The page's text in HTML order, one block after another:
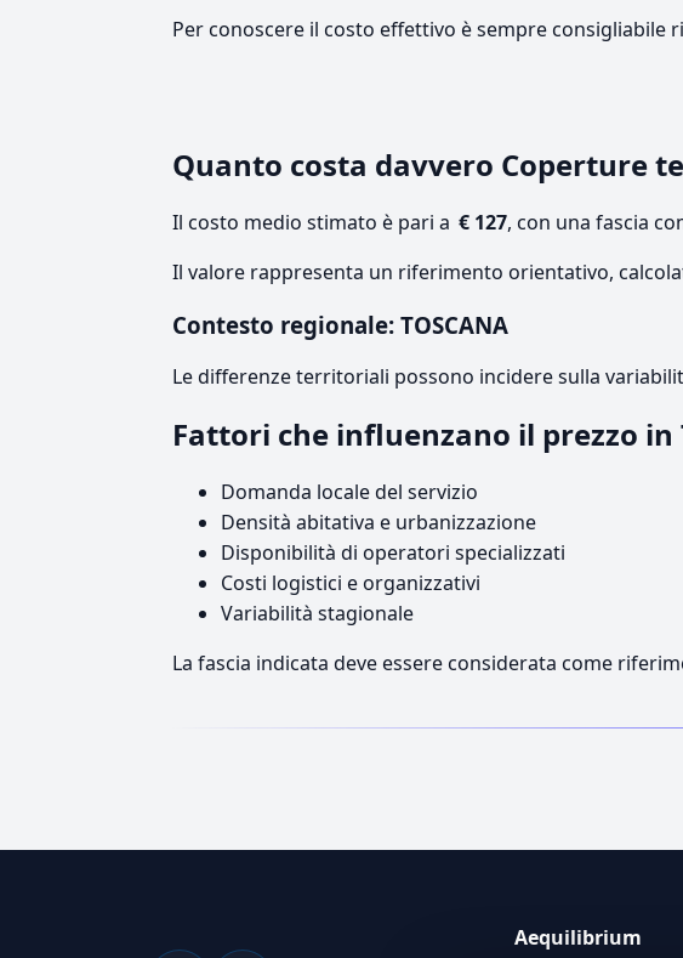
Per conoscere il costo effettivo è sempre consigliabile
Quanto costa davvero Coperture
Il costo medio stimato è pari a € 127, con una fascia
Il valore rappresenta un riferimento orientativo,
Contesto regionale: TOSCANA
Le differenze territoriali possono incidere sulla
Fattori che influenzano il prezzo in
Domanda locale del servizio
Densità abitativa e urbanizzazione
Disponibilità di operatori specializzati
Costi logistici e organizzativi
Variabilità stagionale
La fascia indicata deve essere considerata come
Aequilibrium